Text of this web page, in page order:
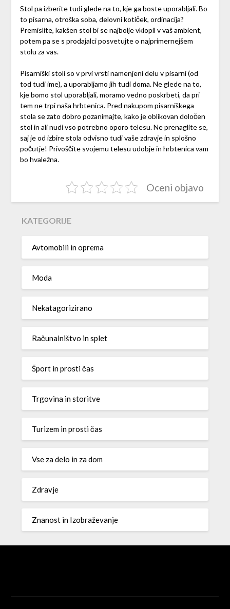
Stol pa izberite tudi glede na to, kje ga boste uporabljali. Bo
to pisarna, otroška soba, delovni kotiček, ordinacija?
Premislite, kakšen stol bi se najbolje vklopil v vaš ambient,
potem pa se s prodajalci posvetujte o najprimernejšem
stolu za vas.
Pisarniški stoli so v prvi vrsti namenjeni delu v pisarni (od
tod tudi ime), a uporabljamo jih tudi doma. Ne glede na to,
kje bomo stol uporabljali, moramo vedno poskrbeti, da pri
tem ne trpi naša hrbtenica. Pred nakupom pisarniškega
stola se zato dobro pozanimajte, kako je oblikovan določen
stol in ali nudi vso potrebno oporo telesu. Ne prenaglite se,
saj je od izbire stola odvisno tudi vaše zdravje in splošno
počutje! Privoščite svojemu telesu udobje in hrbtenica vam
bo hvaležna.
Oceni objavo
KATEGORIJE
Avtomobili in oprema
Moda
Nekatagorizirano
Računalništvo in splet
Šport in prosti čas
Trgovina in storitve
Turizem in prosti čas
Vse za delo in za dom
Zdravje
Znanost in Izobraževanje